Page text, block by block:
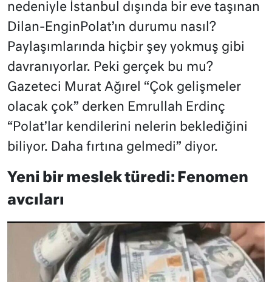
nedeniyle İstanbul dışında bir eve taşınan
Dilan-EnginPolat’ın durumu nasıl?
Paylaşımlarında hiçbir şey yokmuş gibi
davranıyorlar. Peki gerçek bu mu?
Gazeteci Murat Ağırel “Çok gelişmeler
olacak çok” derken Emrullah Erdinç
“Polat’lar kendilerini nelerin beklediğini
biliyor. Daha fırtına gelmedi” diyor.
Yeni bir meslek türedi: Fenomen
avcıları